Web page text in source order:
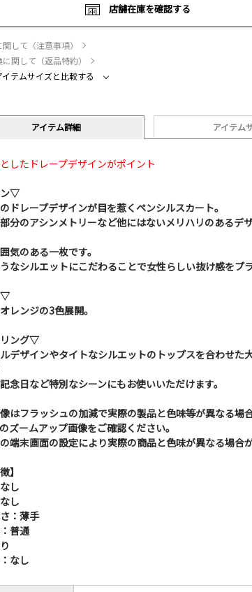
店舗在庫を確認する
して（注意事項）
関して（返品特約）
テムサイズと比較する
アイテム詳細 アイテム
したドレープデザインがポイント
▽
ドレープデザインが目を惹くペンシルスカート。
分のアシンメトリーなど他にはないメリハリのあるデ
気のある一枚です。
なシルエットにこだわることで女性らしい抜け感をプ
▽
レンジの3色展開。
ング▽
デザインやタイトなシルエットのトップスを合わせた
念日など特別なシーンにもお使いいただけます。
はフラッシュの加減で実際の製品と色味等が異なる場
ズームアップ画像をご確認ください。
端末画面の設定により実際の商品と色味が異なる場合が
】
し
し
：薄手
普通
なし